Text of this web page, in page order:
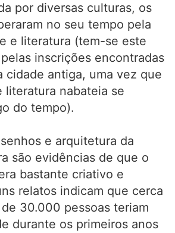
por diversas culturas, os
no seu tempo pela
e literatura (tem-se este
inscrições encontradas
cidade antiga, uma vez que
literatura nabateia se
do tempo).
e arquitetura da
são evidências de que o
bastante criativo e
relatos indicam que cerca
30.000 pessoas teriam
durante os primeiros anos